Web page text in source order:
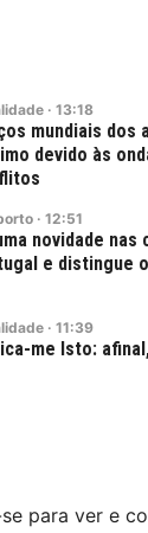
· 13:18
mundiais dos
devido às
· 12:51
novidade nas
e distingue
· 11:39
me Isto:
para ver e